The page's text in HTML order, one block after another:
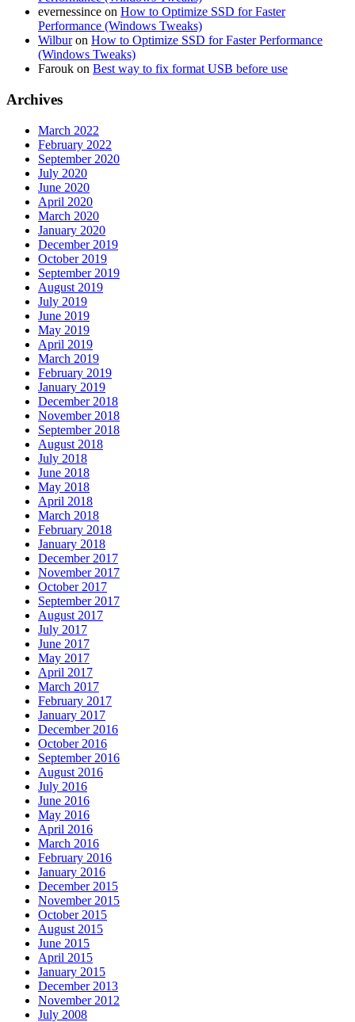
evernessince on How to Optimize SSD for Faster
Performance (Windows Tweaks)
Wilburon How to Optimize SSD for Faster Performance
(Windows Tweaks)
Farouk on Best way to fix format USB before use
Archives
March 2022
February 2022
September 2020
July 2020
June 2020
April 2020
March 2020
January 2020
December 2019
October 2019
September 2019
August 2019
July 2019
June 2019
May 2019
April 2019
March 2019
February 2019
January 2019
December 2018
November 2018
September 2018
August 2018
July 2018
June 2018
May 2018
April 2018
March 2018
February 2018
January 2018
December 2017
November 2017
October 2017
September 2017
August 2017
July 2017
June 2017
May 2017
April 2017
March 2017
February 2017
January 2017
December 2016
October 2016
September 2016
August 2016
July 2016
June 2016
May 2016
April 2016
March 2016
February 2016
January 2016
December 2015
November 2015
October 2015
August 2015
June 2015
April 2015
January 2015
December 2013
November 2012
July 2008